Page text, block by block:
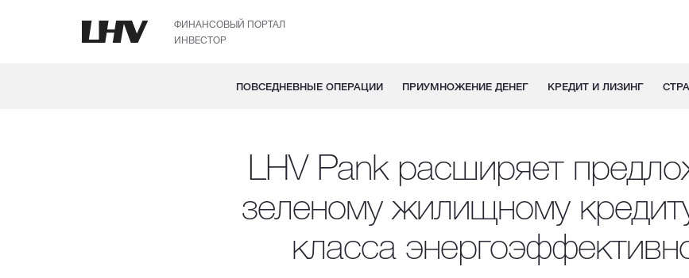
ФИНАНСОВЫЙ ПОРТАЛ
ИНВЕСТОР
ПОВСЕДНЕВНЫЕ ОПЕРАЦИИ ПРИУМНОЖЕНИЕ ДЕНЕГ КРЕДИТ И ЛИЗИНГ
LHV Pank расширяет
зеленому жилищному
класса